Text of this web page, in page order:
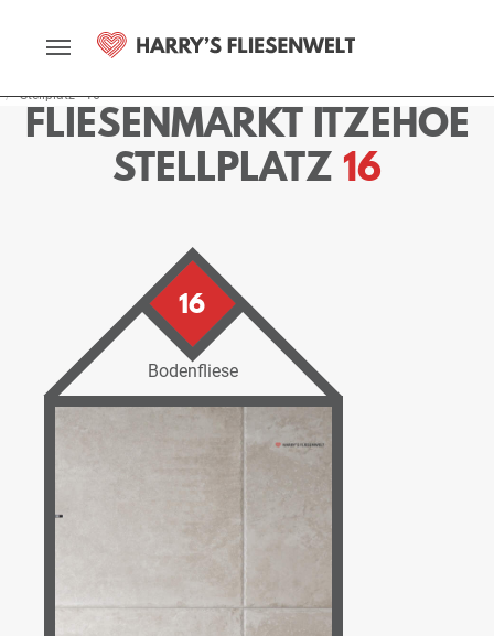
Stellplatz - 16
FLIESENMARKT ITZEHOE
STELLPLATZ 16
16
Bodenfliese